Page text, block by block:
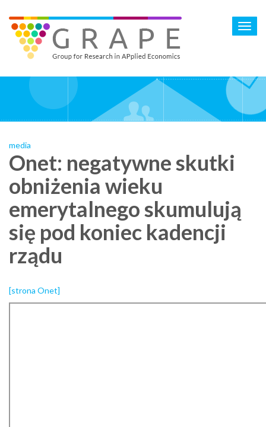
main
content
media
Onet: negatywne skutki
obniżenia wieku
emerytalnego skumulują
się pod koniec kadencji
rządu
[strona Onet]